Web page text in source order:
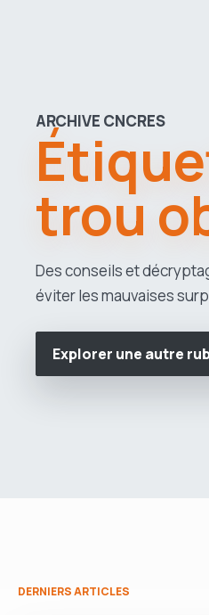
ARCHIVE CNCRES
trou
Des conseils et
éviter les mauvaises
Explorer une autre
DERNIERS ARTICLES